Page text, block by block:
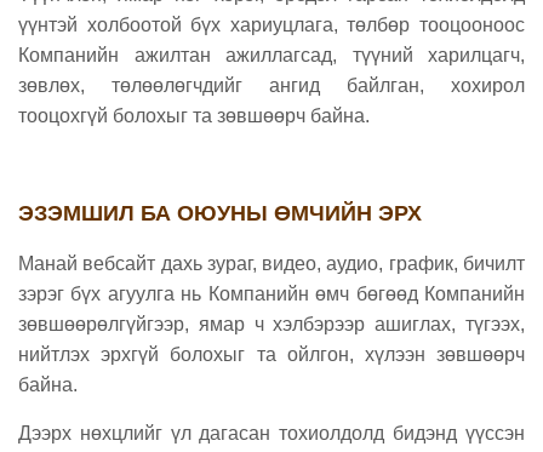
үүнтэй холбоотой бүх хариуцлага, төлбөр тооцооноос
Компанийн ажилтан ажиллагсад, түүний харилцагч,
зөвлөх, төлөөлөгчдийг ангид байлган, хохирол
тооцохгүй болохыг та зөвшөөрч байна.
ЭЗЭМШИЛ БА ОЮУНЫ ӨМЧИЙН ЭРХ
Манай вебсайт дахь зураг, видео, аудио, график, бичилт
зэрэг бүх агуулга нь Компанийн өмч бөгөөд Компанийн
зөвшөөрөлгүйгээр, ямар ч хэлбэрээр ашиглах, түгээх,
нийтлэх эрхгүй болохыг та ойлгон, хүлээн зөвшөөрч
байна.
Дээрх нөхцлийг үл дагасан тохиолдолд бидэнд үүссэн